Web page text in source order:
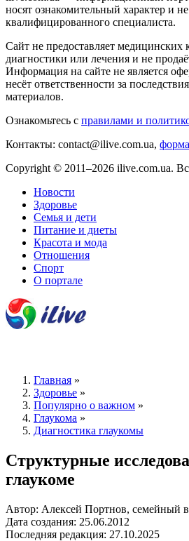
носят ознакомительный характер и
квалифицированного специалиста.
Сайт не предоставляет медицинских
диагностики или лечения и не
Информация на сайте не является
несёт ответственности за
материалов.
Ознакомьтесь с правилами и
Контакты: contact@ilive.com.ua,
Copyright © 2011–2026 ilive.com.ua.
Новости
Здоровье
Семья и дети
Питание и диеты
Красота и мода
Отношения
Спорт
О портале
Главная »
Здоровье »
Популярно о важном »
Глаукома »
Диагностика глаукомы
Структурные
глаукоме
Автор: Алексей Портнов, семейный
Дата создания: 25.06.2012
Последняя редакция: 27.10.2025